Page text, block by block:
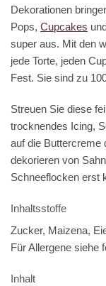
Dekorationen
Pops, Cupcakes
super aus. Mit den
jede Torte, jeden
Fest. Sie sind zu
Streuen Sie diese
trocknendes Icing,
auf die Buttercreme
dekorieren von
Schneeflocken erst
Inhaltsstoffe
Zucker, Maizena,
Für Allergene siehe
Inhalt